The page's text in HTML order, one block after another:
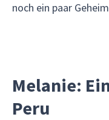
noch ein paar
Melanie:
Peru